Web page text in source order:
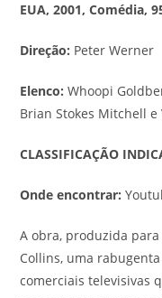
EUA, 2001, Comédia,
Direção: Peter Werner
Elenco: Whoopi
Brian Stokes Mitchell
CLASSIFICAÇÃO
Onde encontrar:
A obra, produzida
Collins, uma
comerciais televisivas